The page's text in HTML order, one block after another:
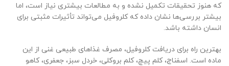
که هنوز تحقیقات تکمیل نشده و به مطالعات بیشتری نیاز است، اما
بیشتر بررسی‌ها نشان داده که کلروفیل می‌تواند تأثیرات مثبتی برای
انسان داشته باشد.
بهترین راه برای دریافت کلروفیل، مصرف غذاهای طبیعی غنی از این
ماده است. اسفناج، کلم پیچ، کلم بروکلی، خردل سبز، جعفری، کاهو